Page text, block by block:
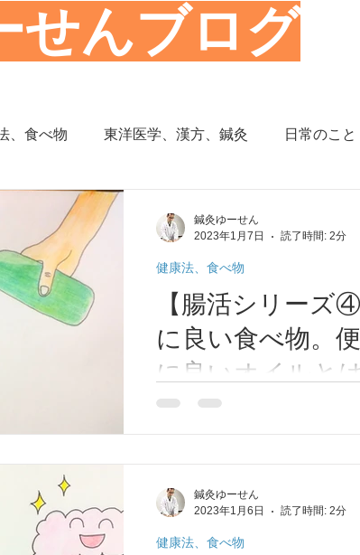
せんブログ
、食べ物 東洋医学、漢方、鍼灸 日常のこと
背部痛、腰痛、下半身の痛み
頭痛 小児の症状
顔面部の症状 耳鳴り、難聴
東洋医学について 呼吸器の症状、過呼吸、過換
【腸活シリーズ
に良い食べ物。
に良いオイルと
大阪府/八尾市/東
近鉄八尾/河内山
こんばんは！。 今日は腸活に
便秘解消に良いオイルのお話
臭、体臭が出たりして辛いです
間、腸の中に便をためておくと
がかかり、大腸ガンのリスクが
健康法、食べ物
鍼灸ゆーせん
2023年1月7日
読了時間: 2分
健康法、食べ物
鍼灸ゆーせん
2023年1月6日
読了時間: 2分